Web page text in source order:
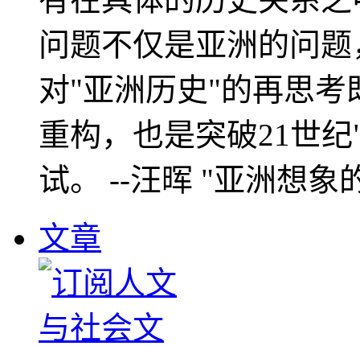
问题不仅是亚洲的问
对"亚洲历史"的再思考
重构，也是突破21世
试。 --汪晖 "亚洲想象
文章